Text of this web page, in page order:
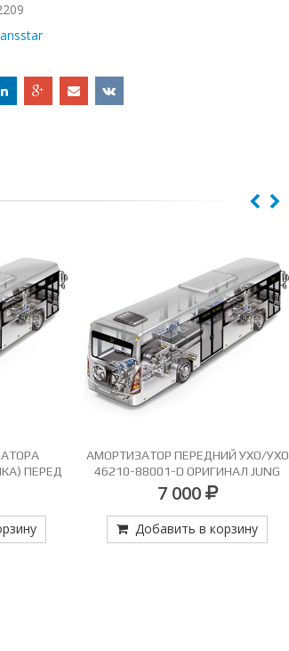
ПЕРЕД
ЗАД
АМОРТИЗАТОР ПЕРЕДНИЙ УХО/УХО
46210-88001-D ОРИГИНАЛ JUNG
KYUNG
7 000
Добавить в корзину